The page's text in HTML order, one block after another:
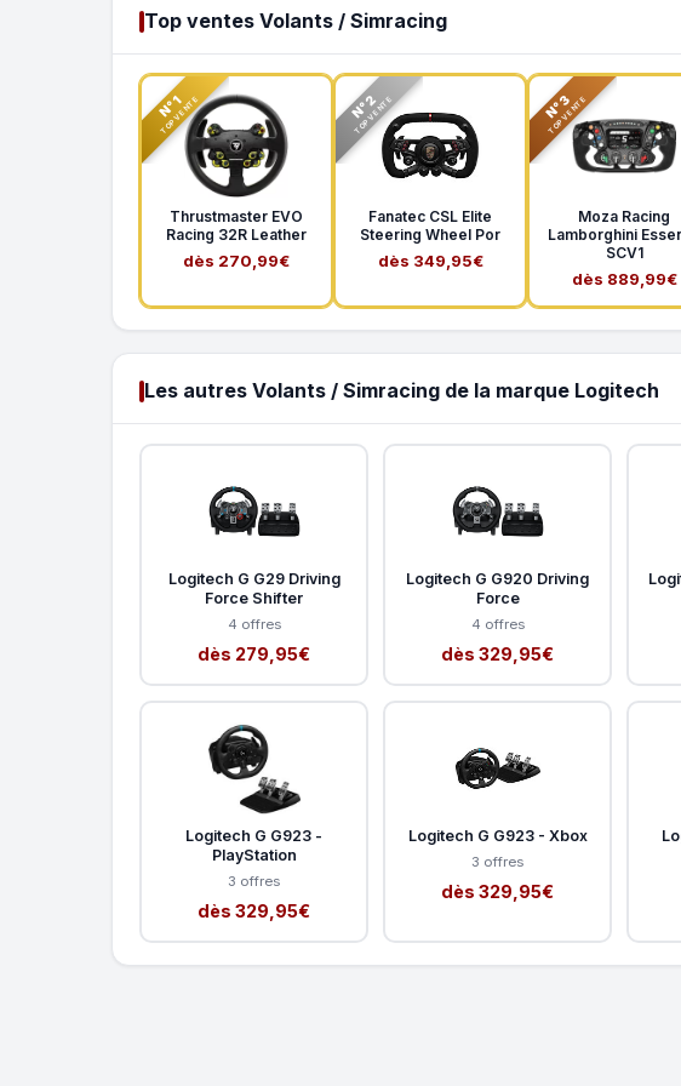
Top ventes Volants / Simracing
N°1
TOP VENTE
Thrustmaster EVO
Racing 32R Leather
dès 270,99€
N°2
TOP VENTE
Fanatec CSL Elite
Steering Wheel Por
dès 349,95€
N°3
TOP VENTE
Moza Racing
Lamborghini
SCV1
dès 889,99€
Les autres Volants / Simracing de la marque Logitech
Logitech G G29 Driving
Force Shifter
4 offres
dès 279,95€
Logitech G G920 Driving
Force
4 offres
dès 329,95€
Logitech G G923 -
PlayStation
3 offres
dès 329,95€
Logitech G G923 - Xbox
3 offres
dès 329,95€